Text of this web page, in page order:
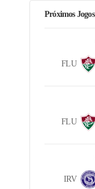
Próximos Jogos
FLU
FLU
IRV